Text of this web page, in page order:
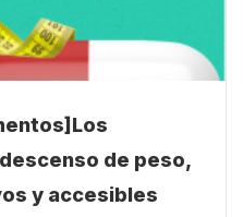
de peso,
y accesibles